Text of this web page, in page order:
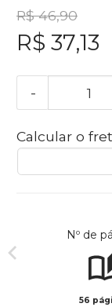
R$ 46,90
R$ 37,13
-
Calcular o
Nº de
56